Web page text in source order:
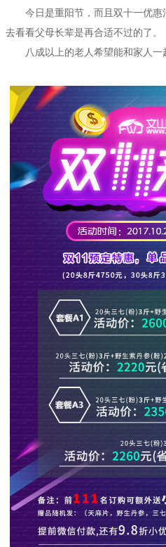
今日是重阳节，而且双十一优
去看看父母长辈是再合适不过的了。
八成以上的老人希望能和家人一